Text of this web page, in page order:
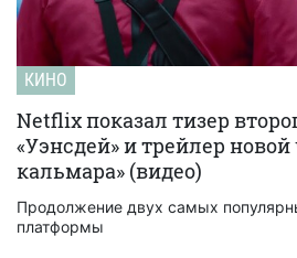
КИНО
Netflix показал тизер
«Уэнсдей» и трейлер
кальмара» (видео)
Продолжение двух самых
платформы